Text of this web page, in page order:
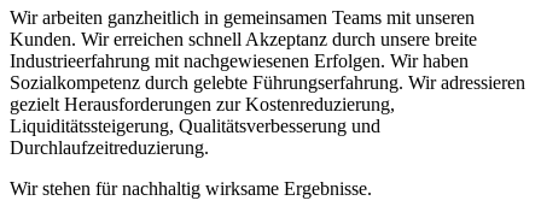
Wir arbeiten ganzheitlich in gemeinsamen Teams mit unseren
Kunden. Wir erreichen schnell Akzeptanz durch unsere breite
Industrieerfahrung mit nachgewiesenen Erfolgen. Wir haben
Sozialkompetenz durch gelebte Führungserfahrung. Wir adressieren
gezielt Herausforderungen zur Kostenreduzierung,
Liquiditätssteigerung, Qualitätsverbesserung und
Durchlaufzeitreduzierung.
Wir stehen für nachhaltig wirksame Ergebnisse.